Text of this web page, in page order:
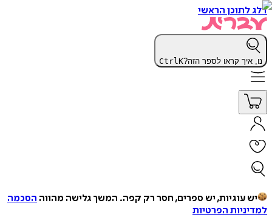
דלג לתוכן הראשי
נו, איך קראו לספר הזה? CtrlK
יש עוגיות, יש ספרים, חסר רק קפה. המשך גלישה מהווה הסכמה
למדיניות הפרטיות